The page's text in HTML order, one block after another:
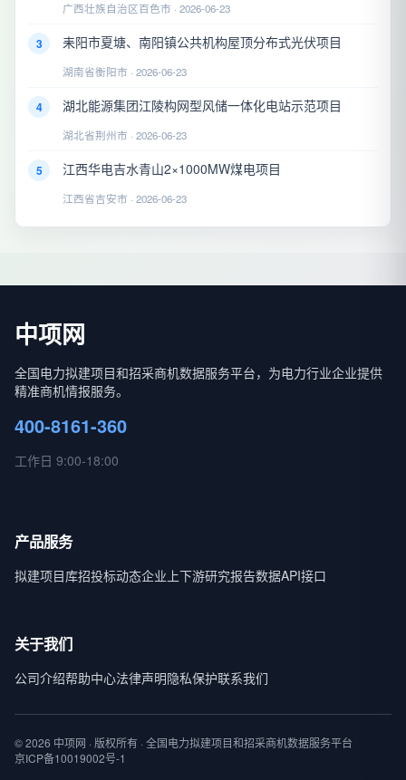
广西壮族自治区百色市 · 2026-06-23
3 耒阳市夏塘、南阳镇公共机构屋顶分布式光伏项目
湖南省衡阳市 · 2026-06-23
4 湖北能源集团江陵构网型风储一体化电站示范项目
湖北省荆州市 · 2026-06-23
5 江西华电吉水青山2×1000MW煤电项目
江西省吉安市 · 2026-06-23
中项网
全国电力拟建项目和招采商机数据服务平台，为电力行业企业提供
精准商机情报服务。
400-8161-360
工作日 9:00-18:00
产品服务
拟建项目库招投标动态企业上下游研究报告数据API接口
关于我们
公司介绍帮助中心法律声明隐私保护联系我们
© 2026 中项网 · 版权所有 · 全国电力拟建项目和招采商机数据服务平台
京ICP备10019002号-1